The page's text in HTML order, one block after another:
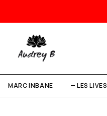
MARC INBANE — LES LIVES